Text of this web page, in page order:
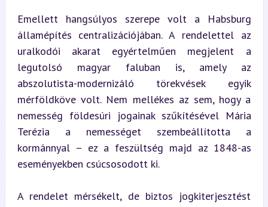
Emellett hangsúlyos szerepe volt a Habsburg
államépítés centralizációjában. A rendelettel az
uralkodói akarat egyértelműen megjelent a
legutolsó magyar faluban is, amely az
abszolutista-modernizáló törekvések egyik
mérföldköve volt. Nem mellékes az sem, hogy a
nemesség földesúri jogainak szűkítésével Mária
Terézia a nemességet szembeállította a
kormánnyal – ez a feszültség majd az 1848-as
eseményekben csúcsosodott ki.
A rendelet mérsékelt, de biztos jogkiterjesztést